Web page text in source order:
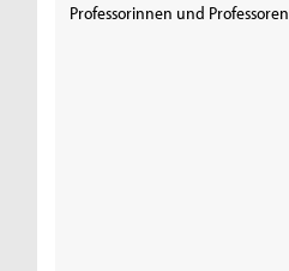
Professorinnen und Professoren